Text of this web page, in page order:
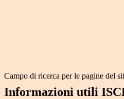
Campo di ricerca per le pagine del
Informazioni utili